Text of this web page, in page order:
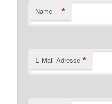
Name *
E-Mail-Adresse *